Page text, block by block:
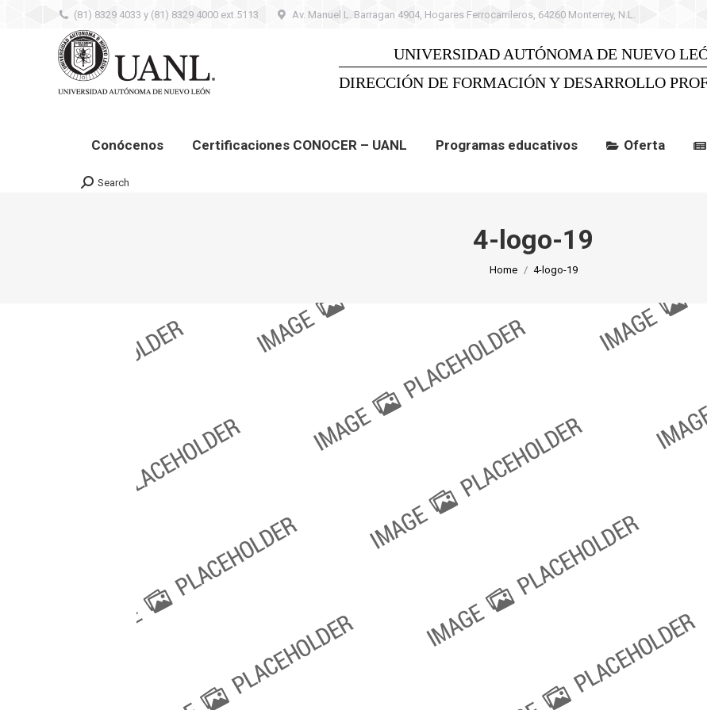
(81) 8329 4033 y (81) 8329 4000 ext.5113 Av. Manuel L. Barragan 4904, Hogares Ferrocarrileros, 64260 Monterrey, N.L.
UNIVERSIDAD AUTÓNOMA DE NUEVO
DIRECCIÓN DE FORMACIÓN Y DESARROLLO
Conócenos Certificaciones CONOCER – UANL Programas educativos Oferta
Search:
Search
4-logo-19
You are here:
Home 4-logo-19
Conócenos Certificaciones CONOCER – UANL Programas educativos
Contacto